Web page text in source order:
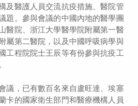
及醫護人員交流抗疫措施、醫院管
題。參與會議的中國內地的醫學團
醫院、浙江大學醫學院附屬第一醫
屬第二醫院，以及中國呼吸病學與
工程院院士王辰等有份參與抗疫工
議，已有數百名來自盧旺達、埃塞
卡的國家衛生部門和醫療機構人員